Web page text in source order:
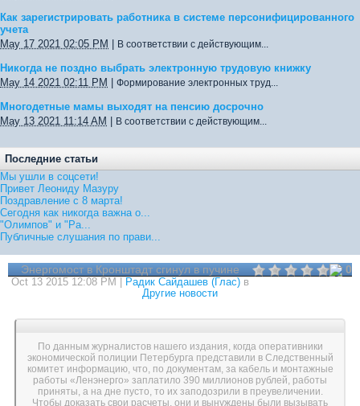
Как зарегистрировать работника в системе персонифицированного
учета
May 17 2021 02:05 PM
В соответствии с действующим...
Никогда не поздно выбрать электронную трудовую книжку
May 14 2021 02:11 PM
Формирование электронных труд...
Многодетные мамы выходят на пенсию досрочно
May 13 2021 11:14 AM
В соответствии с действующим...
Последние статьи
Мы ушли в соцсети!
Привет Леониду Мазуру
Поздравление с 8 марта!
Сегодня как никогда важна о...
"Олимпов" и "Ра...
Публичные слушания по прави...
0
Энергомост в Кронштадт сгинул в пучине
Oct 13 2015 12:08 PM | Радик Сайдашев (Глас) в
Другие новости
По данным журналистов нашего издания, когда оперативники
экономической полиции Петербурга представили в Следственный
комитет информацию, что, по документам, за кабель и монтажные
работы «Ленэнерго» заплатило 390 миллионов рублей, работы
приняты, а на дне пусто, то их заподозрили в преувеличении.
Чтобы доказать свои расчеты, они и вынуждены были вызывать